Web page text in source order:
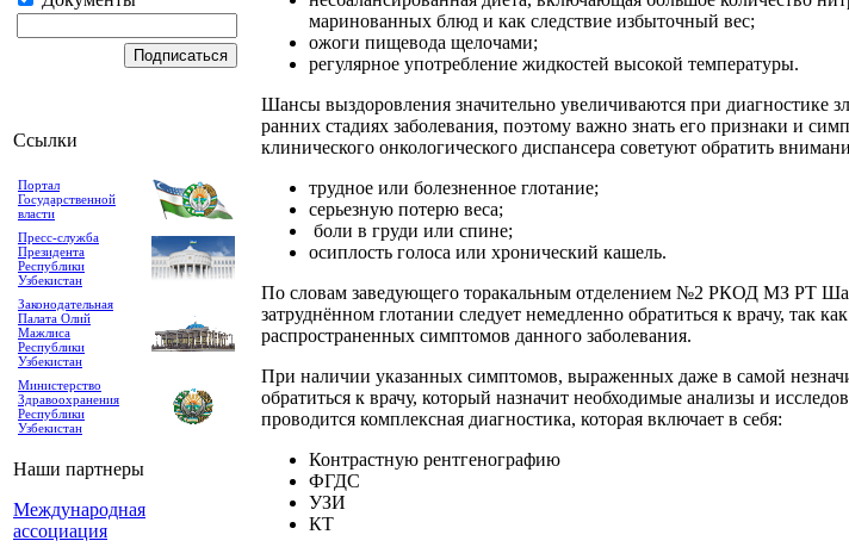
Ссылки
Портал
Государственной
власти
Пресс-служба
Президента
Республики
Узбекистан
Законодательная
Палата Олий
Мажлиса
Республики
Узбекистан
Министерство
Здравоохранения
Республики
Узбекистан
Наши партнеры
Международная
ассоциация
маринованных блюд и как следствие избыточный вес;
ожоги пищевода щелочами;
регулярное употребление жидкостей высокой температуры.
Шансы выздоровления значительно увеличиваются при диагностике
ранних стадиях заболевания, поэтому важно знать его признаки и
клинического онкологического диспансера советуют обратить
трудное или болезненное глотание;
серьезную потерю веса;
боли в груди или спине;
осиплость голоса или хронический кашель.
По словам заведующего торакальным отделением №2 РКОД МЗ РТ
затруднённом глотании следует немедленно обратиться к врачу, так
распространенных симптомов данного заболевания.
При наличии указанных симптомов, выраженных даже в самой
обратиться к врачу, который назначит необходимые анализы и
проводится комплексная диагностика, которая включает в себя:
Контрастную рентгенографию
ФГДС
УЗИ
КТ